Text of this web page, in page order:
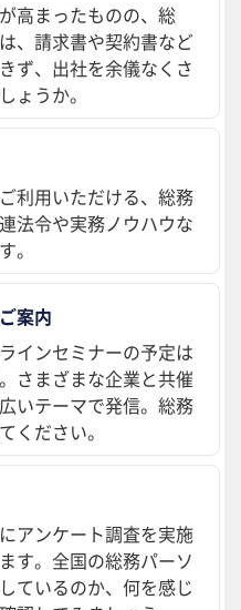
高まったものの、総
、請求書や契約書など
ず、出社を余儀なくさ
ょうか。
利用いただける、総務
法令や実務ノウハウな
。
案内
インセミナーの予定は
さまざまな企業と共催
いテーマで発信。総務
ください。
アンケート調査を実施
す。全国の総務パーソ
ているのか、何を感じ